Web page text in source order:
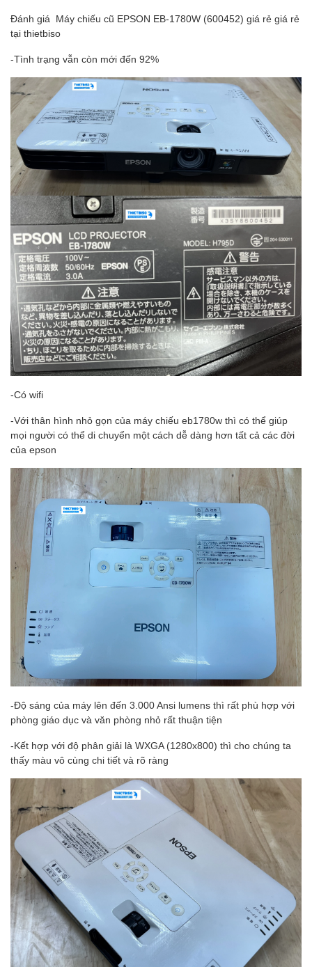
Đánh giá Máy chiếu cũ EPSON EB-1780W (600452) giá rẻ giá rẻ
tại thietbiso
-Tình trạng vẫn còn mới đến 92%
-Có wifi
-Với thân hình nhỏ gọn của máy chiếu eb1780w thì có thể giúp
mọi người có thể di chuyển một cách dễ dàng hơn tất cả các đời
của epson
-Độ sáng của máy lên đến 3.000 Ansi lumens thì rất phù hợp với
phòng giáo dục và văn phòng nhỏ rất thuận tiện
-Kết hợp với độ phân giải là WXGA (1280x800) thì cho chúng ta
thấy màu vô cùng chi tiết và rõ ràng